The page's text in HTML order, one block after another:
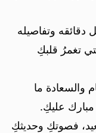
وتفاصيله
تغمرُ قلبكِ
والسعادة ما
عليكِ.
فصوتكِ وحديثكِ